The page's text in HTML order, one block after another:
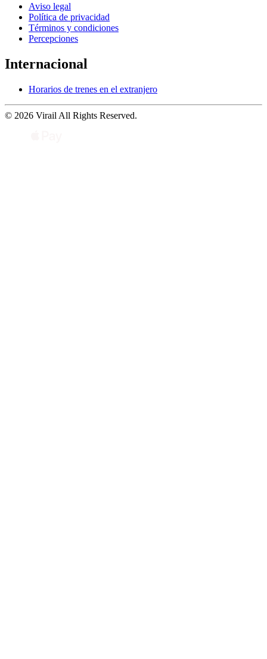
Aviso legal
Política de privacidad
Términos y condiciones
Percepciones
Internacional
Horarios de trenes en el extranjero
© 2026 Virail All Rights Reserved.